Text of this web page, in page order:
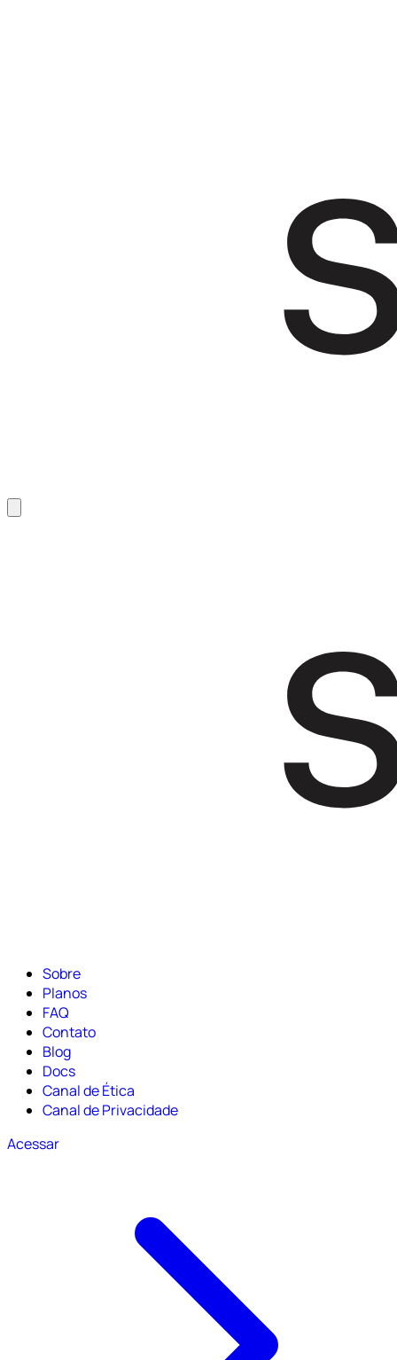
Sobre
Planos
FAQ
Contato
Blog
Docs
Canal de Ética
Canal de Privacidade
Acessar